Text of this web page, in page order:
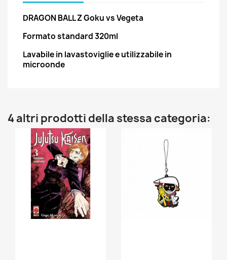
DRAGON BALL Z Goku vs Vegeta
Formato standard 320ml
Lavabile in lavastoviglie e utilizzabile in
microonde
4 altri prodotti della stessa categoria: